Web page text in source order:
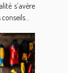
s’avère